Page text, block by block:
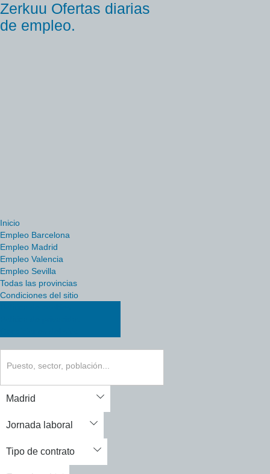
Zerkuu Ofertas diarias
de empleo.
Inicio
Empleo Barcelona
Empleo Madrid
Empleo Valencia
Empleo Sevilla
Todas las provincias
Condiciones del sitio